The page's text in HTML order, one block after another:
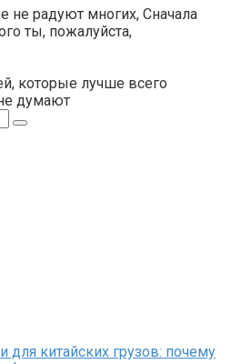
не радуют многих, Сначала
ты, пожалуйста,
которые лучше всего
думают
для китайских грузов: почему